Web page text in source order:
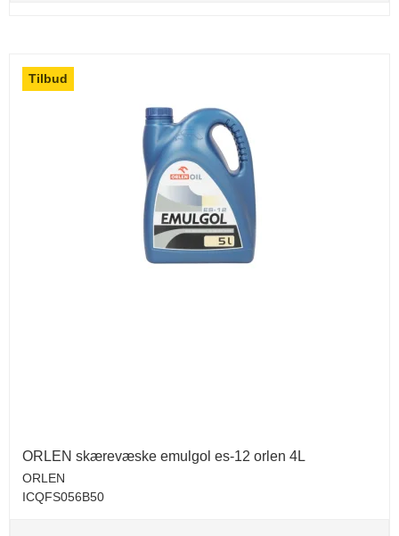
Tilbud
ORLEN skærevæske emulgol es-12 orlen 4L
ORLEN
ICQFS056B50